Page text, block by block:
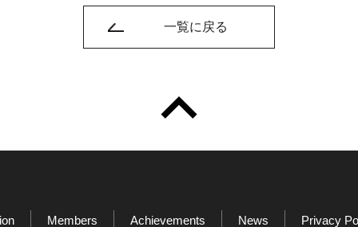
一覧に戻る
Members Achievements News Privacy